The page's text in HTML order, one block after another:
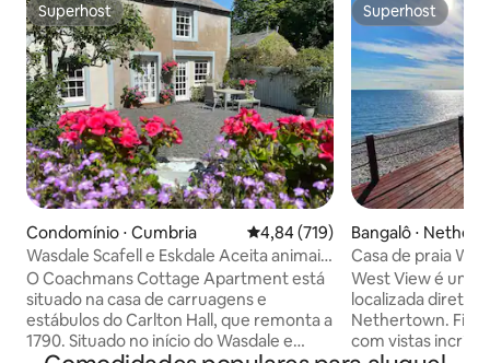
Superhost
Superhost
Condomínio ⋅ Cumbria 4,84 de uma avaliação média de
4,84 (719)
Wasdale Scafell e Eskdale Aceita animais
de estimação
O Coachmans Cottage Apartment está
situado na casa de carruagens e
estábulos do Carlton Hall, que remonta a
1790. Situado no início do Wasdale e
Superhost
Superhost
Bangalô ⋅
Casa de praia
Cumbria
West View é uma
localizada
Nethertown. Fica em uma área tranquila
com vistas